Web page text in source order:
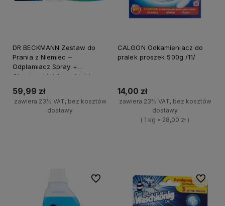
DR BECKMANN Zestaw do
Prania z Niemiec –
Odplamiacz Spray +
Chusteczki Kolor + Listki
59,99 zł
zawiera 23% VAT, bez kosztów
dostawy
CALGON Odkamieniacz do
pralek proszek 500g /11/
14,00 zł
zawiera 23% VAT, bez kosztów
dostawy
( 1 kg = 28,00 zł )
Do ulubionych Do